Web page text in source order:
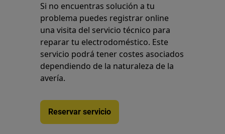
Si no encuentras solución a tu
problema puedes registrar online
una visita del servicio técnico para
reparar tu electrodoméstico. Este
servicio podrá tener costes asociados
dependiendo de la naturaleza de la
avería.
Reservar servicio